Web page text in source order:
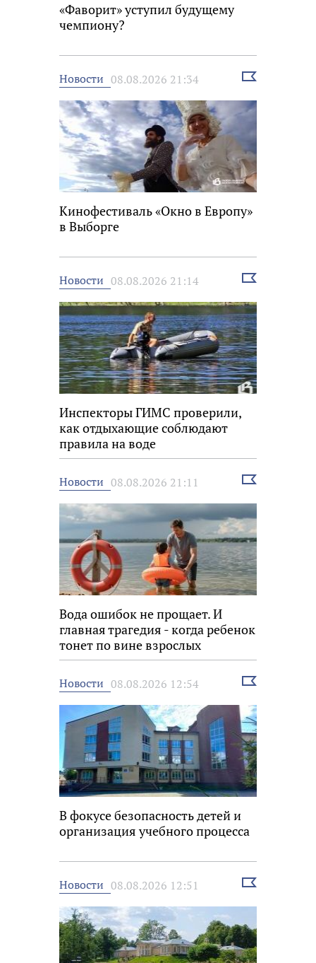
«Фаворит» уступил будущему
чемпиону?
Новости 08.08.2026 21:34
Выбрать
Кинофестиваль «Окно в Европу»
в Выборге
Новости 08.08.2026 21:14
Выбрать
Инспекторы ГИМС проверили,
как отдыхающие соблюдают
правила на воде
Новости 08.08.2026 21:11
Выбрать
Вода ошибок не прощает. И
главная трагедия - когда ребенок
тонет по вине взрослых
Новости 08.08.2026 12:54
Выбрать
В фокусе безопасность детей и
организация учебного процесса
Новости 08.08.2026 12:51
Выбрать